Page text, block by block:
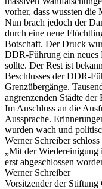
vorher, dass wussten die
Nun brach jedoch der
durch eine neue
Botschaft. Der Druck
DDR-Führung ein neues
sollte. Der Rest ist
Beschlusses der DDR-
Grenzübergänge.
angrenzenden Städte der
Im Anschluss an die
Aussprache.
wurden wach und
Werner Schreiber
„Mit der Wiedereinigung
erst abgeschlossen
Werner Schreiber
Vorsitzender der Stiftung